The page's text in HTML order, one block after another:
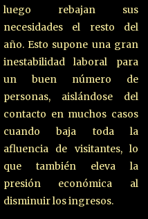
luego rebajan sus
necesidades el resto del
año. Esto supone una gran
inestabilidad laboral para
un buen número de
personas, aislándose del
contacto en muchos casos
cuando baja toda la
afluencia de visitantes, lo
que también eleva la
presión económica al
disminuir los ingresos.